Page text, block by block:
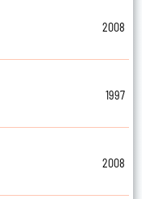
2008
1997
2008